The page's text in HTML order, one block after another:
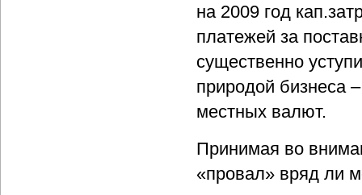
на 2009 год
платежей за
существенно
природой бизнеса
местных валют.
Принимая во
«провал» вряд ли